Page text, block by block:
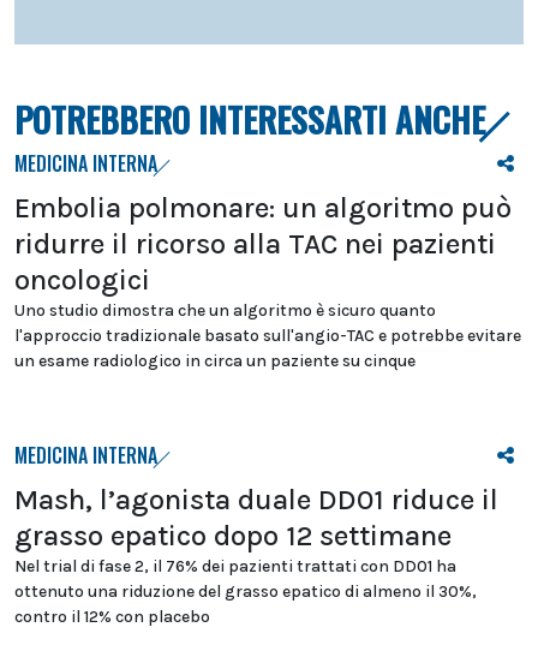
POTREBBERO INTERESSARTI ANCHE
MEDICINA INTERNA
Embolia polmonare: un algoritmo può
ridurre il ricorso alla TAC nei pazienti
oncologici
Uno studio dimostra che un algoritmo è sicuro quanto
l'approccio tradizionale basato sull'angio-TAC e potrebbe evitare
un esame radiologico in circa un paziente su cinque
MEDICINA INTERNA
Mash, l’agonista duale DD01 riduce il
grasso epatico dopo 12 settimane
Nel trial di fase 2, il 76% dei pazienti trattati con DD01 ha
ottenuto una riduzione del grasso epatico di almeno il 30%,
contro il 12% con placebo